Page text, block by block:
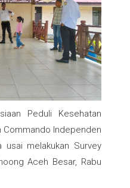
Peduli Kesehatan
Commando Independen
melakukan Survey
Aceh Besar, Rabu